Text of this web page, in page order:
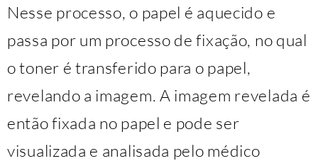
Nesse processo, o papel é aquecido e
passa por um processo de fixação, no qual
o toner é transferido para o papel,
revelando a imagem. A imagem revelada é
então fixada no papel e pode ser
visualizada e analisada pelo médico